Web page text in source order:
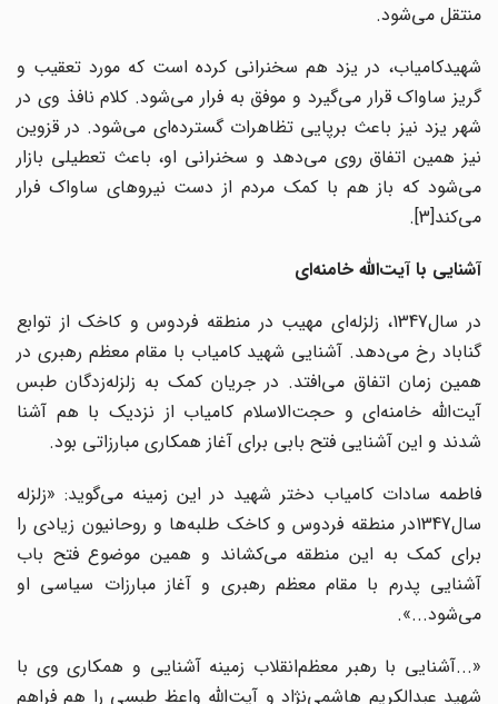
منتقل می‌شود.
شهیدکامیاب، در یزد هم سخنرانی کرده ‌است که مورد تعقیب و
گریز ساواک قرار می‌گیرد و موفق به فرار می‌شود. کلام نافذ وی در
شهر یزد نیز باعث برپایی تظاهرات گسترده‌ای می‌شود. در قزوین
نیز همین اتفاق روی می‌دهد و سخنرانی او، باعث تعطیلی بازار
می‌شود که باز هم با کمک مردم از دست نیروهای ساواک فرار
می‌کند[3].
آشنایی با آیت‌الله خامنه‌ای
در سال1347، زلزله‌ای مهیب در منطقه فردوس و کاخک از توابع
گناباد رخ می‌دهد. آشنایی شهید کامیاب با مقام ‌معظم رهبری در
همین زمان اتفاق می‌افتد. در جریان کمک به زلزله‌زدگان طبس
آیت‌الله خامنه‌ای ‌و حجت‌الاسلام کامیاب ‌از نزدیک با هم آشنا
شدند و این آشنایی فتح بابی برای آغاز همکاری مبارزاتی بود.
فاطمه‌ سادات کامیاب دختر شهید در این زمینه می‌گوید: «زلزله
سال1347در منطقه فردوس و کاخک طلبه‌ها و روحانیون زیادی را
برای کمک به ‌این منطقه می‌کشاند و همین موضوع فتح باب
آشنایی پدرم با مقام‌ معظم رهبری و آغاز مبارزات سیاسی او
می‌شود...».
«...آشنایی با رهبر معظم‌انقلاب زمینه آشنایی و همکاری وی با
شهید عبدالکریم هاشمی‌نژاد و آیت‌الله واعظ‌ طبسی را هم فراهم